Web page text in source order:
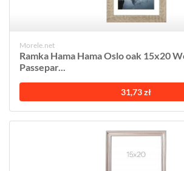
Morele.net
Ramka Hama Hama Oslo oak 15x20
Passepar...
31,73 zł